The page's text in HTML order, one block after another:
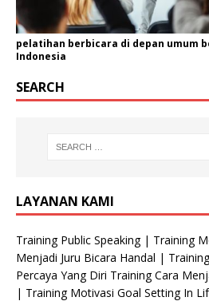
pelatihan berbicara di depan umum
Indonesia
SEARCH
LAYANAN KAMI
Training Public Speaking | Training
Menjadi Juru Bicara Handal |
Percaya Yang Diri Training Cara
| Training Motivasi Goal Setting In